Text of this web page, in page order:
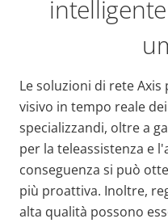
Le soluzioni di rete
visivo in tempo reale
specializzandi, oltre a
per la teleassistenza e
conseguenza si può
più proattiva. Inoltre,
alta qualità possono